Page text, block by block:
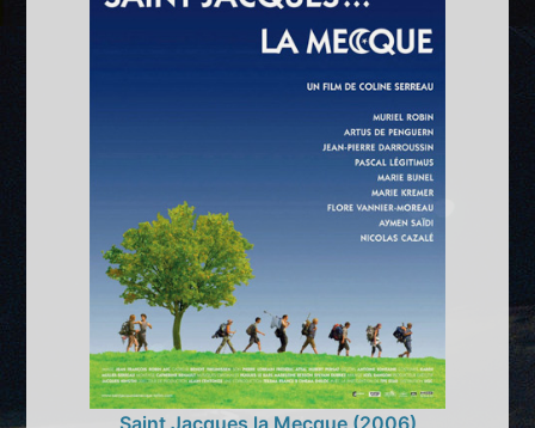
Saint Jacques la Mecque (2006)